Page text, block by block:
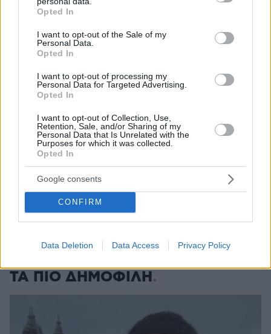
grant or deny consent to Google and its third-party tags to
use your data for below specified purposes in below Google
consent section.
Opted In
I want to opt-out of the Sale of my
Personal Data.
Opted In
I want to opt-out of processing my
Personal Data for Targeted Advertising.
Opted In
I want to opt-out of Collection, Use,
Retention, Sale, and/or Sharing of my
Personal Data that Is Unrelated with the
Purposes for which it was collected.
Opted In
Google consents
CONFIRM
Data Deletion Data Access Privacy Policy
Συνελήφθη αστυνομικός για επικίνδυνη οδήγηση και
απείθεια
πριν 26 λεπτά
συνεργασίες, τα κορυφαία του τραγούδια, γιατί δεν
έκανε καριέρα σε μεγάλες πίστες
πριν 26 λεπτά
Οι πρώτες δηλώσεις του Λιβάι Γκαρσία: «Με έπεισαν ο
προπονητής και ο τεχνικός διευθυντής του
Παναθηναϊκού», βίντεο
Αυτά είναι τα σημάδια που δείχνουν ότι ο σκύλος σας
είναι παραμελημένος
ΔΕΙΤΕ ΟΛΕΣ ΤΙΣ ΕΙΔΗΣΕΙΣ
ΤΑ ΠΙΟ ΔΗΜΟΦΙΛΗ